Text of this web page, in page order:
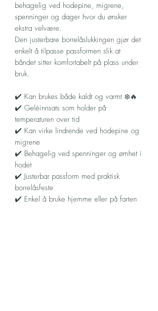
behagelig ved hodepine, migrene,
spenninger og dager hvor du ønsker
ekstra velvære.
Den justerbare borrelåslukkingen gjør det
enkelt å tilpasse passformen slik at
båndet sitter komfortabelt på plass under
bruk.
✔️ Kan brukes både kaldt og varmt ❄️🔥
✔️ Geléinnsats som holder på
temperaturen over tid
✔️ Kan virke lindrende ved hodepine og
migrene
✔️ Behagelig ved spenninger og ømhet i
hodet
✔️ Justerbar passform med praktisk
borrelåsfeste
✔️ Enkel å bruke hjemme eller på farten